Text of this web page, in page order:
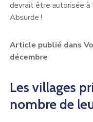
devrait être autorisée à
Absurde !
Article publié dans
décembre
Les villages
nombre de